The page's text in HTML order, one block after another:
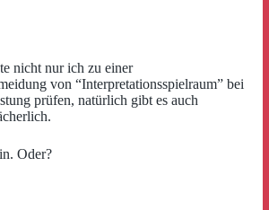
nicht nur ich zu einer
von “Interpretationsspielraum” bei
prüfen, natürlich gibt es auch
Oder?